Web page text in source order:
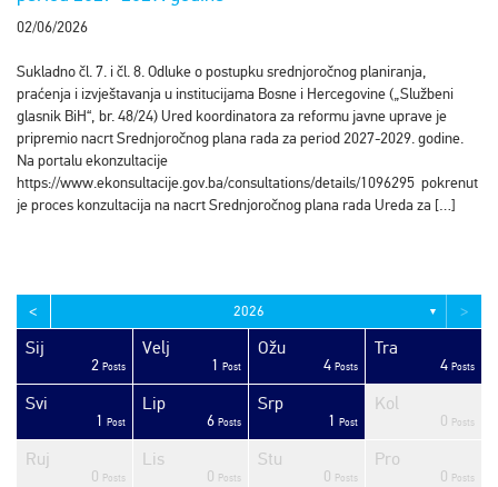
02/06/2026
Sukladno čl. 7. i čl. 8. Odluke o postupku srednjoročnog planiranja,
praćenja i izvještavanja u institucijama Bosne i Hercegovine („Službeni
glasnik BiH“, br. 48/24) Ured koordinatora za reformu javne uprave je
pripremio nacrt Srednjoročnog plana rada za period 2027-2029. godine.
Na portalu ekonzultacije
https://www.ekonsultacije.gov.ba/consultations/details/1096295 pokrenut
je proces konzultacija na nacrt Srednjoročnog plana rada Ureda za […]
< 2026 ▼ >
Sij
2 Posts
Velj
1 Post
Ožu
4 Posts
Tra
4 Posts
Svi
1 Post
Lip
6 Posts
Srp
1 Post
Kol
0 Posts
Ruj
0 Posts
Lis
0 Posts
Stu
0 Posts
Pro
0 Posts